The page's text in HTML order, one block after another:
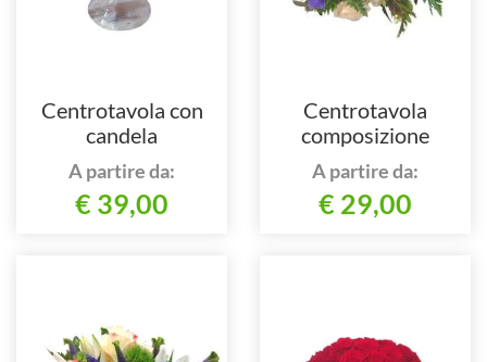
Centrotavola con
candela
A partire da:
€ 39,00
Centrotavola
composizione
assortita.
A partire da:
€ 29,00